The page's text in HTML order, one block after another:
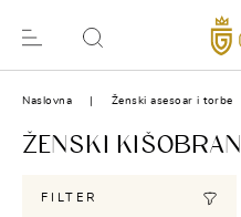
Naslovna Ženski asesoar i torbe
ŽENSKI KIŠOBRAN
FILTER